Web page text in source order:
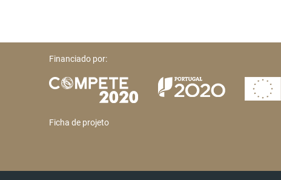
Financiado por:
Ficha de projeto